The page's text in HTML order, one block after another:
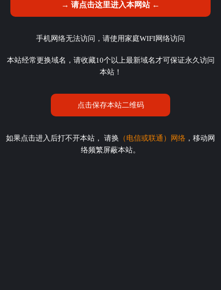
→ 请点击这里进入本网站 ←
手机网络无法访问，请使用家庭WIFI网络访问
本站经常更换域名，请收藏10个以上最新域名才可保证永久访问
本站！
点击保存本站二维码
如果点击进入后打不开本站， 请换 （电信或联通）网络 ，移动网
络频繁屏蔽本站。